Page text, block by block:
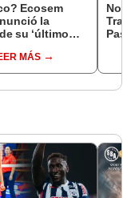
Ecosem
la
su ‘último
MÁS
No